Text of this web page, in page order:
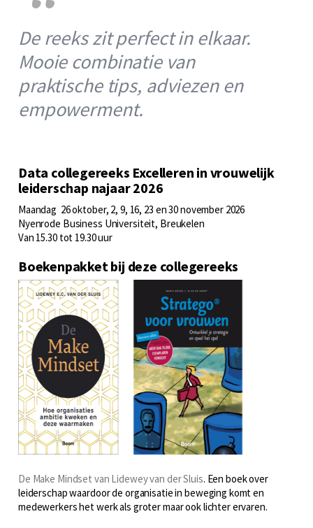
De reeks zit perfect in elkaar.
Mooie combinatie van
praktische tips, adviezen en
empowerment.
Data collegereeks Excelleren in vrouwelijk
leiderschap najaar 2026
Maandag 26 oktober, 2, 9, 16, 23 en 30 november 2026
Nyenrode Business Universiteit, Breukelen
Van 15.30 tot 19.30 uur
Boekenpakket bij deze collegereeks
De Make Mindset van Lidewey van der Sluis. Een boek over
leiderschap waardoor de organisatie in beweging komt en
medewerkers het werk als groter maar ook lichter ervaren.